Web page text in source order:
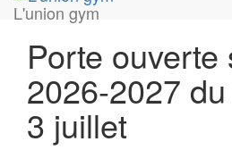
L'union gym
Porte ouverte
2026-2027
3 juillet